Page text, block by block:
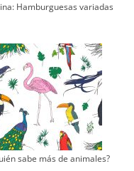
Hamburguesas variadas
sabe más de animales?